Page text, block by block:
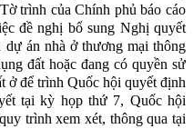
trình của Chính phủ báo cáo
đề nghị bổ sung Nghị quyết
án nhà ở thương mại thông
đất hoặc đang có quyền sử
ở để trình Quốc hội quyết định
tại kỳ họp thứ 7, Quốc hội
trình xem xét, thông qua tại